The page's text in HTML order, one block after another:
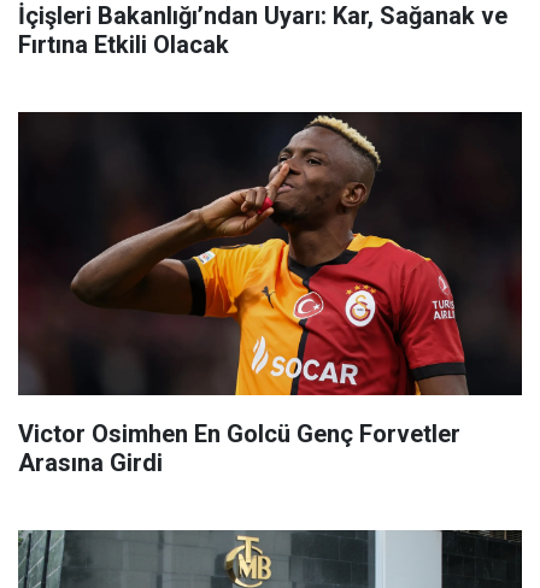
İçişleri Bakanlığı’ndan Uyarı: Kar, Sağanak ve
Fırtına Etkili Olacak
Victor Osimhen En Golcü Genç Forvetler
Arasına Girdi